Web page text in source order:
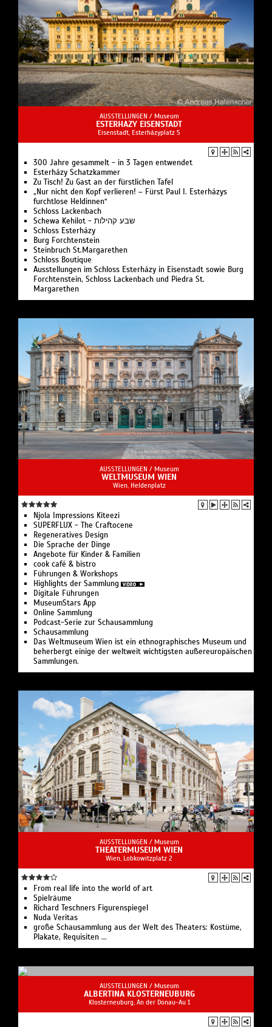
AUSSTELLUNGEN / Museum
ESTERHAZY EISENSTADT
Eisenstadt, Esterházyplatz 5
300 Jahre gesammelt - in 3 Tagen entwendet
Esterházy Schatzkammer
Zu Tisch! Zu Gast an der fürstlichen Tafel
„Nur nicht den Kopf verlieren! – Fürst Paul I. Esterházys
furchtlose Heldinnen“
Schloss Lackenbach
Schewa Kehilot - שבע קהילות
Schloss Esterházy
Burg Forchtenstein
Steinbruch St.Margarethen
Schloss Boutique
Ausstellungen im Schloss Esterházy in Eisenstadt sowie Burg
Forchtenstein, Schloss Lackenbach und Piedra St.
Margarethen
AUSSTELLUNGEN / Museum
WELTMUSEUM WIEN
Wien, Heldenplatz
Njola Impressions Kiteezi
SUPERFLUX - The Craftocene
Regeneratives Design
Die Sprache der Dinge
Angebote für Kinder & Familien
cook café & bistro
Führungen & Workshops
Highlights der Sammlung
Digitale Führungen
MuseumStars App
Online Sammlung
Podcast-Serie zur Schausammlung
Schausammlung
Das Weltmuseum Wien ist ein ethnographisches Museum und
beherbergt einige der weltweit wichtigsten außereuropäischen
Sammlungen.
AUSSTELLUNGEN / Museum
THEATERMUSEUM WIEN
Wien, Lobkowitzplatz 2
From real life into the world of art
Spielräume
Richard Teschners Figurenspiegel
Nuda Veritas
große Schausammlung aus der Welt des Theaters: Kostüme,
Plakate, Requisiten ...
AUSSTELLUNGEN / Museum
ALBERTINA KLOSTERNEUBURG
Klosterneuburg, An der Donau-Au 1